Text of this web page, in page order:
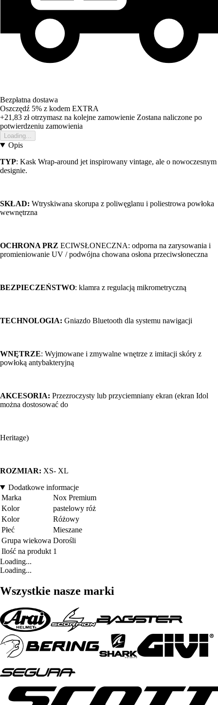
Bezpłatna dostawa
Oszczędź 5% z kodem EXTRA
+21,83 złotrzymasz na kolejne zamowienie Zostana naliczone po
potwierdzeniu zamowienia
Loading...
Opis
TYP: Kask Wrap-around jet inspirowany vintage, ale o nowoczesnym
designie.
SKŁAD: Wtryskiwana skorupa z poliwęglanu i poliestrowa powłoka
wewnętrzna
OCHRONA PRZ ECIWSŁONECZNA: odporna na zarysowania i
promieniowanie UV / podwójna chowana osłona przeciwsłoneczna
BEZPIECZEŃSTWO: klamra z regulacją mikrometryczną
TECHNOLOGIA: Gniazdo Bluetooth dla systemu nawigacji
WNĘTRZE: Wyjmowane i zmywalne wnętrze z imitacji skóry z
powłoką antybakteryjną
AKCESORIA: Przezroczysty lub przyciemniany ekran (ekran Idol
można dostosować do
Heritage)
ROZMIAR: XS- XL
Dodatkowe informacje
Marka
Nox Premium
Kolor
pastelowy róż
Kolor
Różowy
Płeć
Mieszane
Grupa wiekowa Dorośli
Ilość na produkt 1
Loading...
Loading...
Wszystkie nasze marki